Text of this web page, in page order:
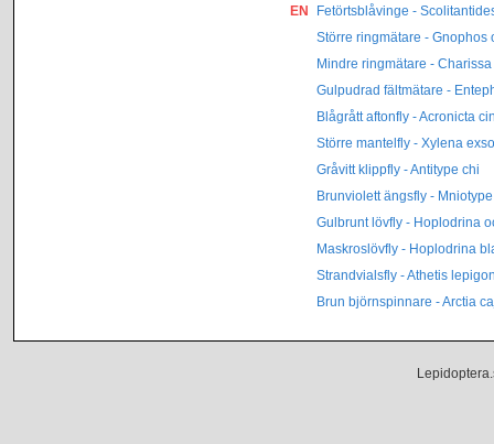
EN
Fetörtsblåvinge -
Större ringmätare - Gnophos
Mindre ringmätare -
Gulpudrad fältmätare -
Blågrått aftonfly - Acronicta
Större mantelfly - Xylena
Gråvitt klippfly - Antitype chi
Brunviolett ängsfly -
Gulbrunt lövfly - Hoplodrina
Maskroslövfly - Hoplodrina
Strandvialsfly - Athetis
Brun björnspinnare - Arctia